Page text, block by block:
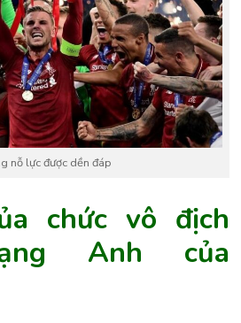
nỗ lực được dền đáp
chức vô địch
Anh của